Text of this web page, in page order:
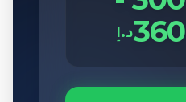
360د.إ